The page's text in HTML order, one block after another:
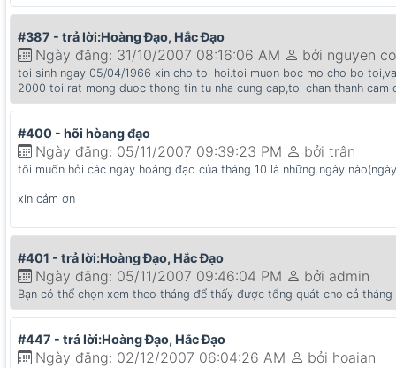
#387 - trả lời:Hoàng Đạo, Hắc Đạo
Ngày đăng: 31/10/2007 08:16:06 AM bởi nguyen
toi sinh ngay 05/04/1966 xin cho toi hoi.toi muon boc mo cho bo
2000 toi rat mong duoc thong tin tu nha cung cap,toi chan thanh cam
#400 - hõi hòang đạo
Ngày đăng: 05/11/2007 09:39:23 PM bởi trân
tôi muốn hỏi các ngày hoàng đạo của tháng 10 là những ngày
xin cảm ơn
#401 - trả lời:Hoàng Đạo, Hắc Đạo
Ngày đăng: 05/11/2007 09:46:04 PM bởi admin
Bạn có thể chọn xem theo tháng để thấy được tổng quát cho cả tháng
#447 - trả lời:Hoàng Đạo, Hắc Đạo
Ngày đăng: 02/12/2007 06:04:26 AM bởi hoaian